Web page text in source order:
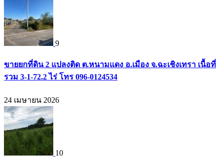
9
ขายยกที่ดิน 2 แปลงติด ต.หนามแดง อ.เมือง จ.ฉะเชิงเทรา เนื้อที่
รวม 3-1-72.2 ไร่ โทร 096-0124534
24 เมษายน 2026
10